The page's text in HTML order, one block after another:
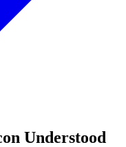
Understood